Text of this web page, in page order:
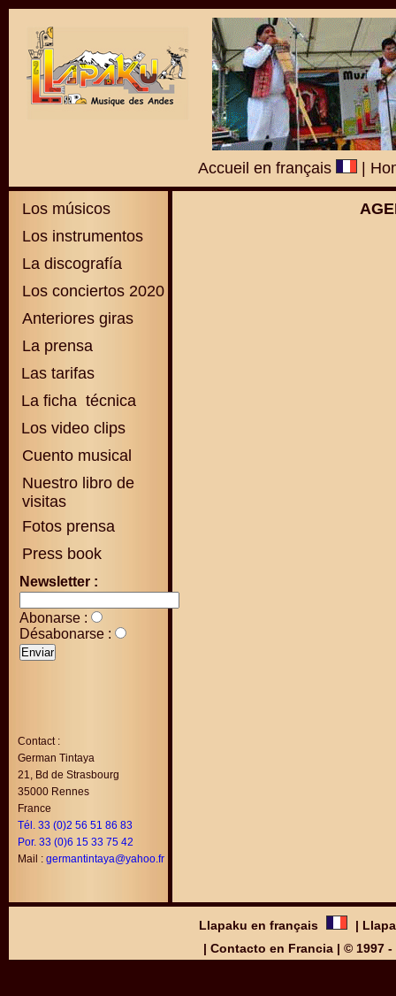
Accueil en français
Los músicos
Los instrumentos
La discografía
Los conciertos 2020
Anteriores giras
La prensa
Las tarifas
La ficha técnica
Los video clips
Cuento musical
Nuestro libro de
visitas
Fotos prensa
Press book
Newsletter :
Abonarse :
Désabonarse :
Contact :
German Tintaya
21, Bd de Strasbourg
35000 Rennes
France
Tél. 33 (0)2 56 51 86 83
Por. 33 (0)6 15 33 75 42
Mail : germantintaya@yahoo.fr
Llapaku en français |
| Contacto en Francia | © 1997